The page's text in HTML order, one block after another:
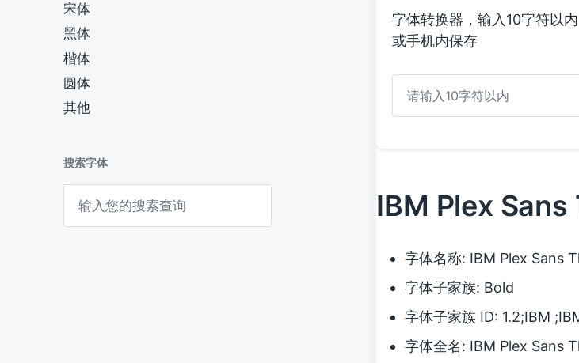
宋体
黑体
楷体
圆体
其他
搜索字体
字体转换器，输入10字符以
或手机内保存
IBM Plex Sans
字体名称: IBM Plex Sans
字体子家族: Bold
字体子家族 ID: 1.2;IBM
字体全名: IBM Plex Sans